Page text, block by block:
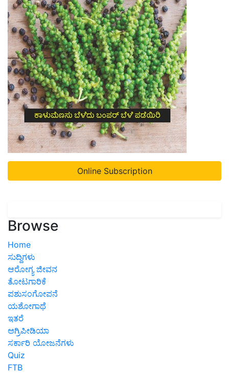
Online Subscription
Browse
Home
ಸುದ್ದಿಗಳು
ಆರೋಗ್ಯ ಜೀವನ
ತೋಟಗಾರಿಕೆ
ಪಶುಸಂಗೋಪನೆ
ಯಶೋಗಾಥೆ
ಇತರೆ
ಅಗ್ರಿಪೀಡಿಯಾ
ಸರ್ಕಾರಿ ಯೋಜನೆಗಳು
Quiz
FTB